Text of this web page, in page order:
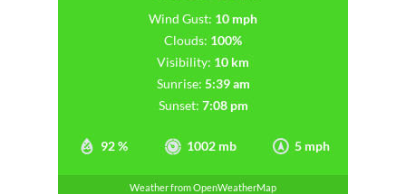
92 % 1002 mb 5 mph
Wind Gust: 10 mph
Clouds: 100%
Visibility: 10 km
Sunrise: 5:39 am
Sunset: 7:08 pm
Weather from OpenWeatherMap